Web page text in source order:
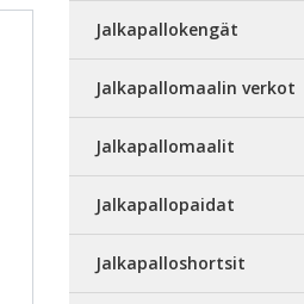
Jalkapallokengät
Jalkapallomaalin verkot
Jalkapallomaalit
Jalkapallopaidat
Jalkapalloshortsit